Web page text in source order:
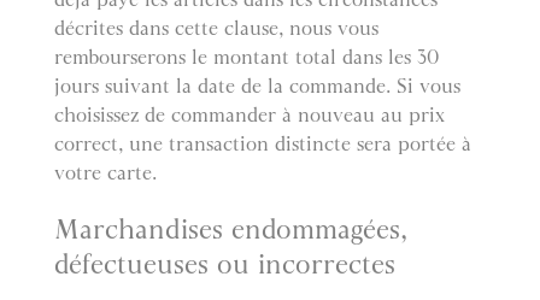
décrites dans cette clause, nous vous
rembourserons le montant total dans les 30
jours suivant la date de la commande. Si vous
choisissez de commander à nouveau au prix
correct, une transaction distincte sera portée à
votre carte.
Marchandises endommagées,
défectueuses ou incorrectes